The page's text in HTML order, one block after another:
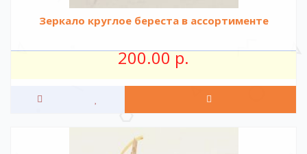
Зеркало круглое береста в ассортименте
200.00 р.